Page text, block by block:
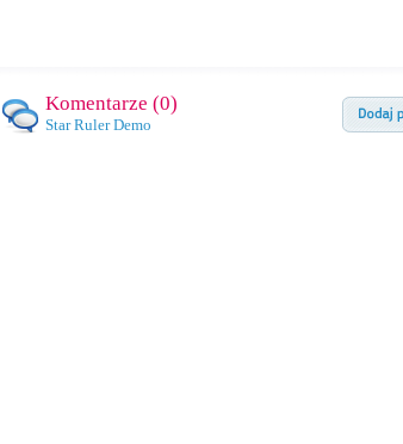
Komentarze (0)
Star Ruler Demo